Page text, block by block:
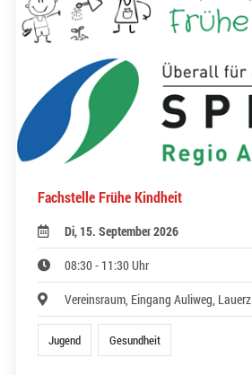
Fachstelle Frühe Kindheit
Di, 15. September 2026
08:30 - 11:30 Uhr
Vereinsraum, Eingang Auliweg, Lauerz
Jugend Gesundheit